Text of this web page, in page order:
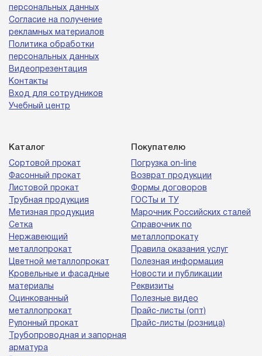
персональных данных
Согласие на получение
рекламных материалов
Политика обработки
персональных данных
Видеопрезентация
Контакты
Вход для сотрудников
Учебный центр
Каталог
Сортовой прокат
Фасонный прокат
Листовой прокат
Трубная продукция
Метизная продукция
Сетка
Нержавеющий
металлопрокат
Цветной металлопрокат
Кровельные и фасадные
материалы
Оцинкованный
металлопрокат
Рулонный прокат
Трубопроводная и запорная
арматура
Покупателю
Погрузка on-line
Возврат продукции
Формы договоров
ГОСТы и ТУ
Марочник Российских сталей
Справочник по
металлопрокату
Правила оказания услуг
Полезная информация
Новости и публикации
Реквизиты
Полезные видео
Прайс-листы (опт)
Прайс-листы (розница)